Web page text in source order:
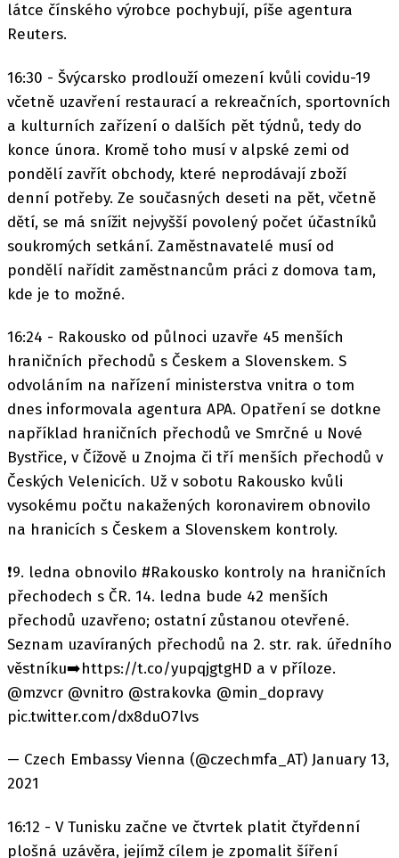
látce čínského výrobce pochybují, píše agentura
Reuters.
16:30 - Švýcarsko prodlouží omezení kvůli covidu-19
včetně uzavření restaurací a rekreačních, sportovních
a kulturních zařízení o dalších pět týdnů, tedy do
konce února. Kromě toho musí v alpské zemi od
pondělí zavřít obchody, které neprodávají zboží
denní potřeby. Ze současných deseti na pět, včetně
dětí, se má snížit nejvyšší povolený počet účastníků
soukromých setkání. Zaměstnavatelé musí od
pondělí nařídit zaměstnancům práci z domova tam,
kde je to možné.
16:24 - Rakousko od půlnoci uzavře 45 menších
hraničních přechodů s Českem a Slovenskem. S
odvoláním na nařízení ministerstva vnitra o tom
dnes informovala agentura APA. Opatření se dotkne
například hraničních přechodů ve Smrčné u Nové
Bystřice, v Čížově u Znojma či tří menších přechodů v
Českých Velenicích. Už v sobotu Rakousko kvůli
vysokému počtu nakažených koronavirem obnovilo
na hranicích s Českem a Slovenskem kontroly.
❗️9. ledna obnovilo #Rakousko kontroly na hraničních
přechodech s ČR. 14. ledna bude 42 menších
přechodů uzavřeno; ostatní zůstanou otevřené.
Seznam uzavíraných přechodů na 2. str. rak. úředního
věstníku➡️https://t.co/yupqjgtgHD a v příloze.
@mzvcr @vnitro @strakovka @min_dopravy
pic.twitter.com/dx8duO7lvs
— Czech Embassy Vienna (@czechmfa_AT) January 13,
2021
16:12 - V Tunisku začne ve čtvrtek platit čtyřdenní
plošná uzávěra, jejímž cílem je zpomalit šíření